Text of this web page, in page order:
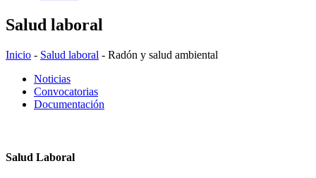
Salud laboral
Inicio - Salud laboral - Radón y salud ambiental
Noticias
Convocatorias
Documentación
Salud Laboral